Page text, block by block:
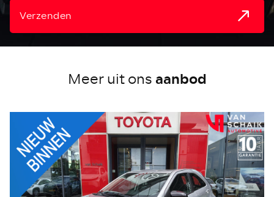
Verzenden
Meer uit ons aanbod